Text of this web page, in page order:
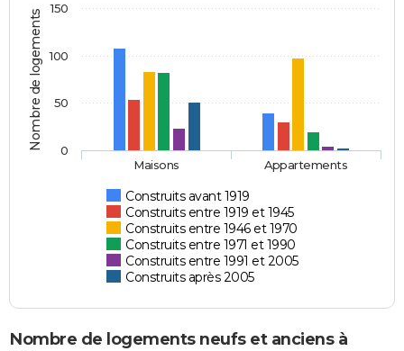
Nombre de logements
Construits avant 1919
Construits entre 1919 et 1945
Construits entre 1946 et 1970
Construits entre 1971 et 1990
Construits entre 1991 et 2005
Construits après 2005
Maisons Appartements
0
50
100
150
Nombre de logements neufs et anciens à